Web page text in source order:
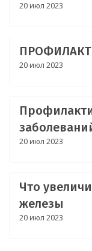
20 июл 2023
20 июл 2023
20 июл 2023
Что
железы
20 июл 2023